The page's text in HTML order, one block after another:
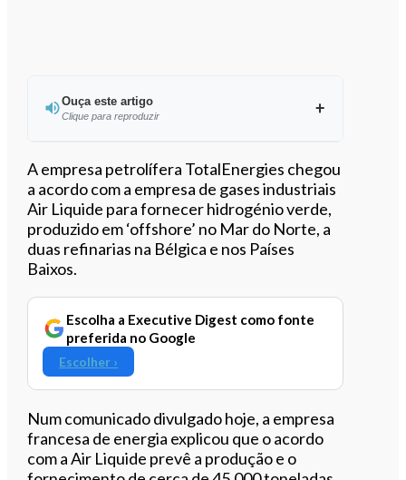
Ouça este artigo
Clique para reproduzir
Ouvir este artigo
A empresa petrolífera TotalEnergies chegou
a acordo com a empresa de gases industriais
Air Liquide para fornecer hidrogénio verde,
produzido em ‘offshore’ no Mar do Norte, a
duas refinarias na Bélgica e nos Países
Baixos.
Escolha a Executive Digest como fonte
preferida no Google
Escolher ›
Num comunicado divulgado hoje, a empresa
francesa de energia explicou que o acordo
com a Air Liquide prevê a produção e o